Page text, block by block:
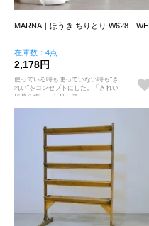
MARNA｜ほうき ちりとり W628 WH
在庫数：4点
2,178円
使っている時も使っていない時も“き
れい”をコンセプトにした。「きれい
に暮らす。」シリーズ